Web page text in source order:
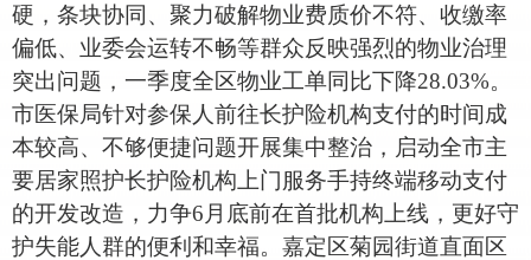
硬，条块协同、聚力破解物业费质价不符、收缴率
偏低、业委会运转不畅等群众反映强烈的物业治理
突出问题，一季度全区物业工单同比下降28.03%。
市医保局针对参保人前往长护险机构支付的时间成
本较高、不够便捷问题开展集中整治，启动全市主
要居家照护长护险机构上门服务手持终端移动支付
的开发改造，力争6月底前在首批机构上线，更好守
护失能人群的便利和幸福。嘉定区菊园街道直面区